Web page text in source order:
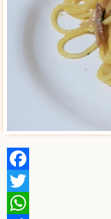
Facebook
Twitter